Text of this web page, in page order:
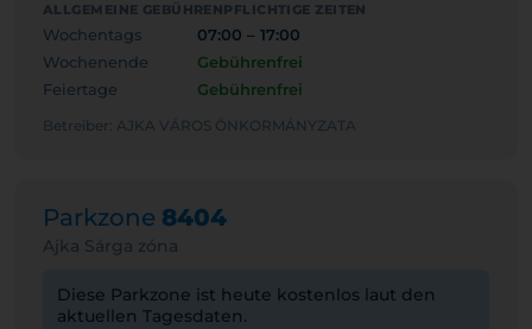
ALLGEMEINE GEBÜHRENPFLICHTIGE ZEITEN
Wochentags
07:00 – 17:00
Wochenende
Gebührenfrei
Feiertage
Gebührenfrei
Betreiber: AJKA VÁROS ÖNKORMÁNYZATA
Parkzone 8404
Ajka Sárga zóna
Diese Parkzone ist heute kostenlos laut den
aktuellen Tagesdaten.